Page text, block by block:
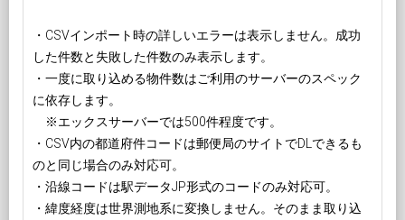
・CSVインポート時の詳しいエラーは表示しません。成功
した件数と失敗した件数のみ表示します。
・一度に取り込める物件数はご利用のサーバーのスペック
に依存します。
※エックスサーバーでは500件程度です。
・CSV内の都道府件コードは郵便局のサイトでDLできるも
のと同じ場合のみ対応可。
・沿線コードは駅データJP形式のコードのみ対応可。
・緯度経度は世界測地系に変換しません。そのまま取り込